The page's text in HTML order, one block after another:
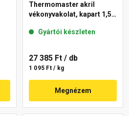
Thermomaster akril
vékonyvakolat, kapart 1,5
Gyártói készleten
27 385 Ft / db
1 095 Ft / kg
Megnézem